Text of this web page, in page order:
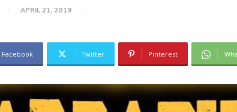
APRIL 21, 2019
Facebook Twitter Pinterest